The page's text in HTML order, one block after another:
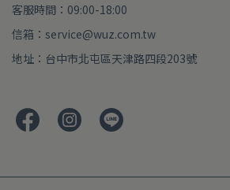
客服時間：09:00-18:00
信箱：service@wuz.com.tw
地址：台中市北屯區天津路四段203號